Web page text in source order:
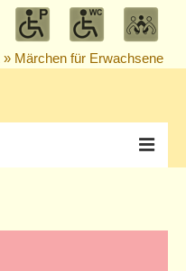
» Märchen für Erwachsene